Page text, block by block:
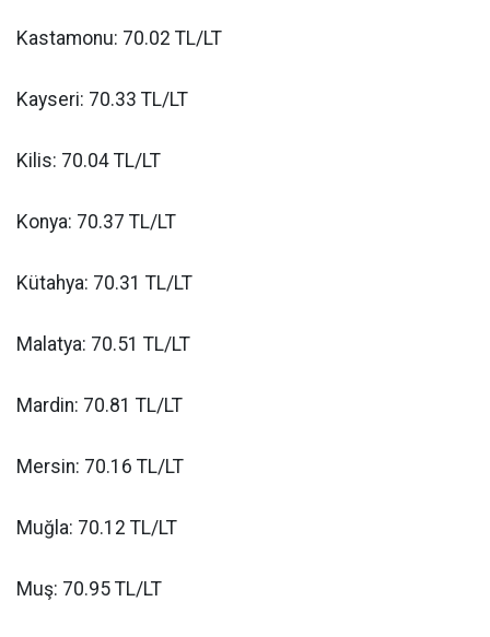
Kastamonu: 70.02 TL/LT
Kayseri: 70.33 TL/LT
Kilis: 70.04 TL/LT
Konya: 70.37 TL/LT
Kütahya: 70.31 TL/LT
Malatya: 70.51 TL/LT
Mardin: 70.81 TL/LT
Mersin: 70.16 TL/LT
Muğla: 70.12 TL/LT
Muş: 70.95 TL/LT